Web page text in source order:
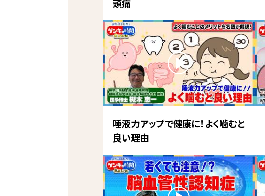
頭痛
唾液力アップで健康に！よく噛むと
良い理由